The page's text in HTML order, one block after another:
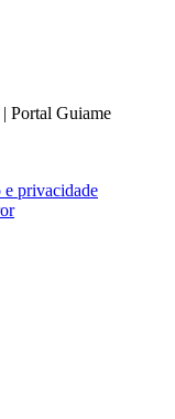
Portal Guiame
e privacidade